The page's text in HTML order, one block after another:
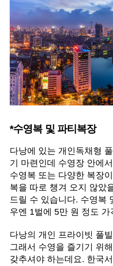
*수영복 및 파티복장
다낭에 있는 개인독채형
기 마련인데 수영장 안에
수영복 또는 다양한 복장
복을 따로 챙겨 오지 않았
드릴 수 있습니다. 수영복
우엔 1벌에 5만 원 정도
다낭의 개인 프라이빗 풀
그래서 수영을 즐기기 위
갖추셔야 하는데요. 한국